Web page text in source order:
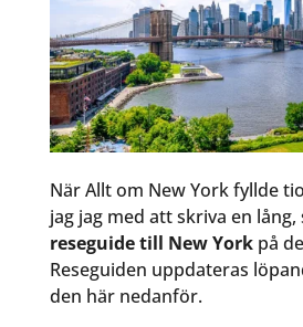
När Allt om New York fyllde
jag jag med att skriva en
reseguide till New York på
Reseguiden uppdateras
den här nedanför.